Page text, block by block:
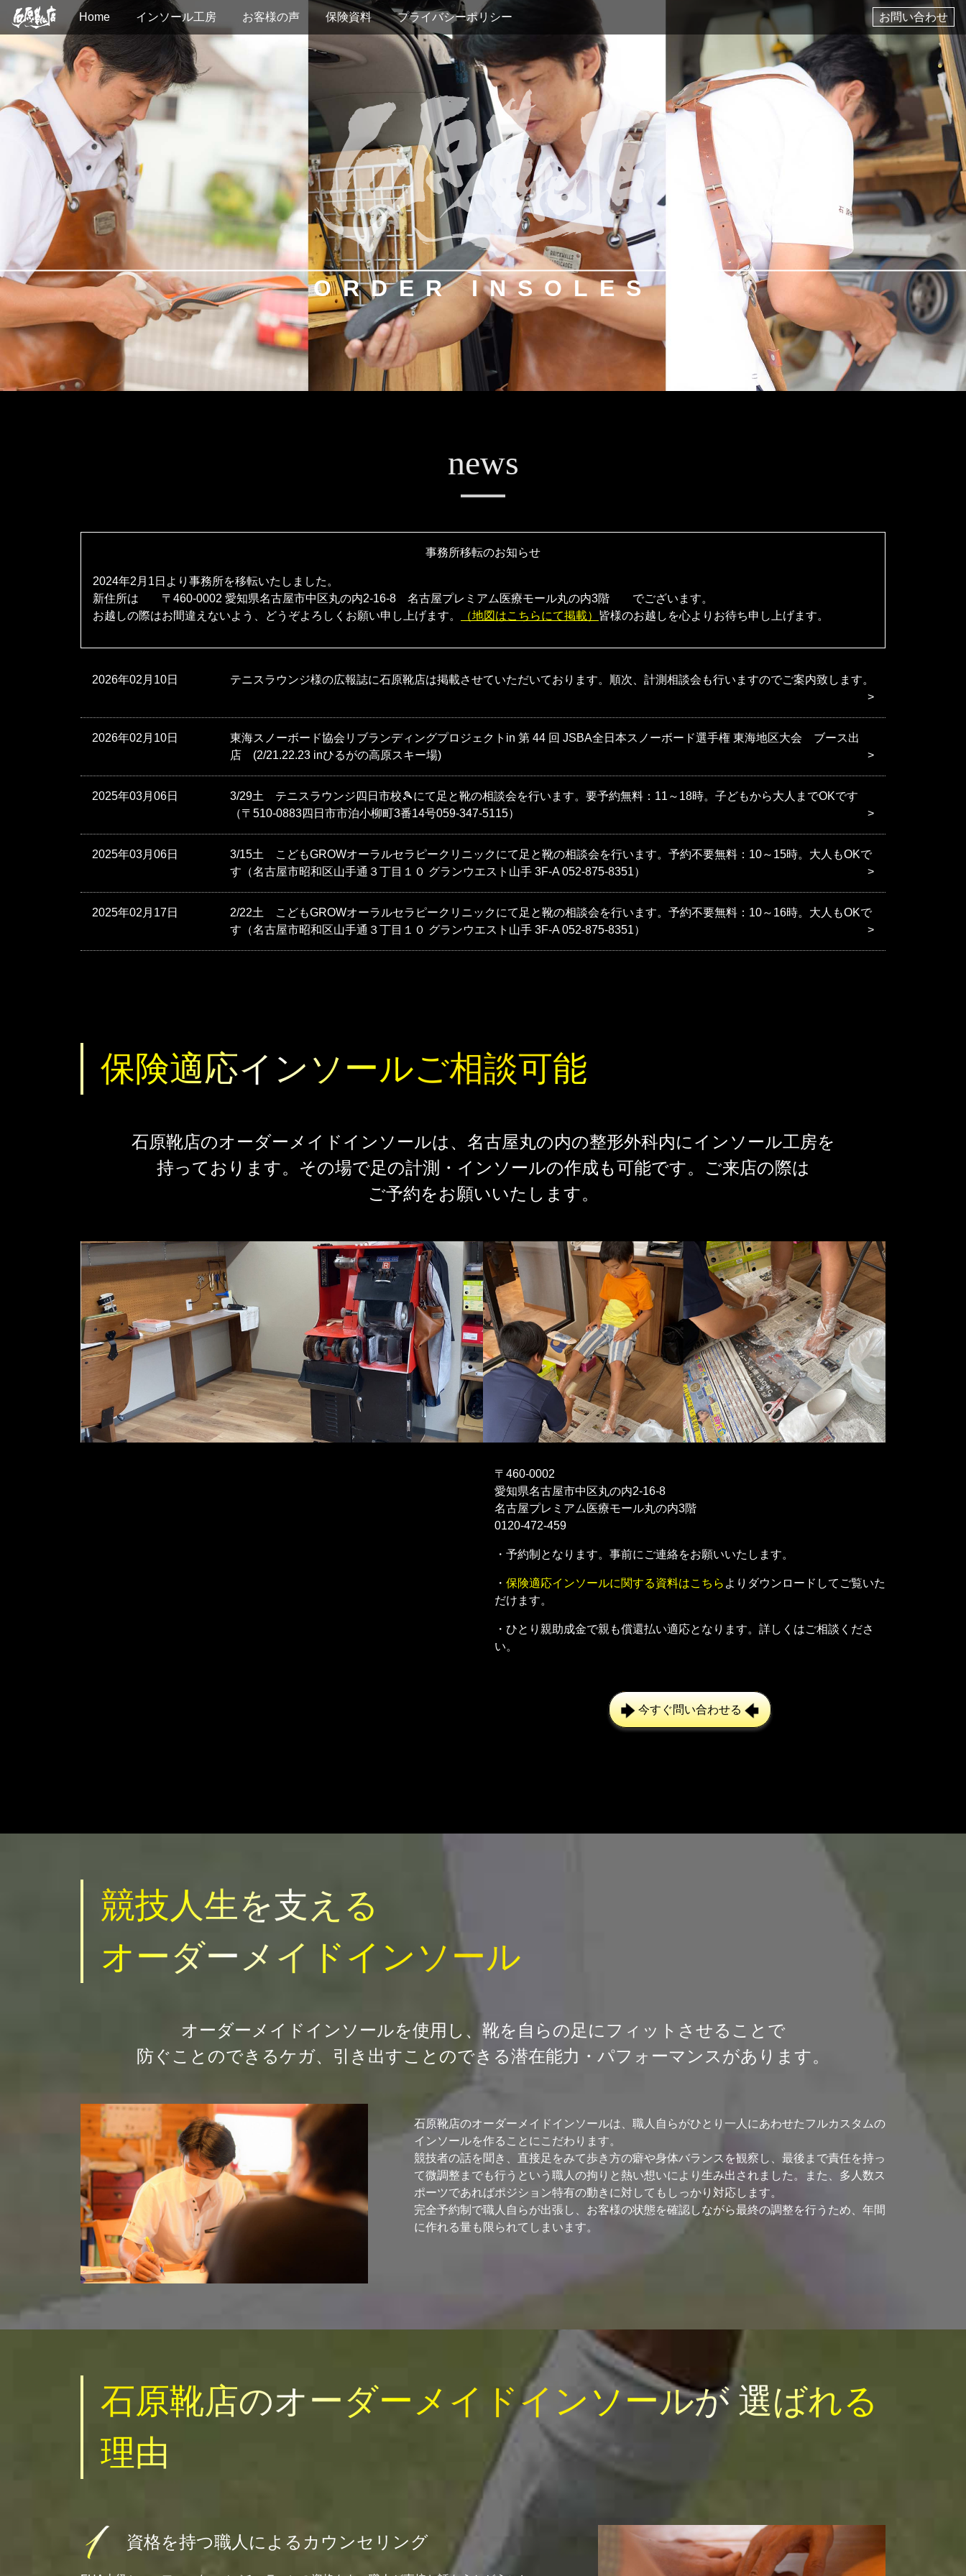
Home インソール工房 お客様の声 保険資料 プライバシーポリシー お問い合わせ
ORDER INSOLES
news
事務所移転のお知らせ
2024年2月1日より事務所を移転いたしました。
新住所は 〒460-0002 愛知県名古屋市中区丸の内2-16-8 名古屋プレミアム医療モール丸の内3階 でございます。
お越しの際はお間違えないよう、どうぞよろしくお願い申し上げます。
（地図はこちらにて掲載） 皆様のお越しを心よりお待ち申し上げます。
2026年02月10日 テニスラウンジ様の広報誌に石原靴店は掲載させていただいております。順次、計測相談会も行いますのでご案内致します。
2026年02月10日
東海スノーボード協会リブランディングプロジェクトin 第 44 回 JSBA全日本スノーボード選手権 東海地区大会 ブース出
店 (2/21.22.23 inひるがの高原スキー場)
2025年03月06日
3/29土 テニスラウンジ四日市校🎾にて足と靴の相談会を行います。要予約無料：11～18時。子どもから大人までOKです
（〒510-0883四日市市泊小柳町3番14号059-347-5115）
2025年03月06日
3/15土 こどもGROWオーラルセラピークリニックにて足と靴の相談会を行います。予約不要無料：10～15時。大人もOKで
す（名古屋市昭和区山手通３丁目１０ グランウエスト山手 3F-A 052-875-8351）
2025年02月17日
2/22土 こどもGROWオーラルセラピークリニックにて足と靴の相談会を行います。予約不要無料：10～16時。大人もOKで
す（名古屋市昭和区山手通３丁目１０ グランウエスト山手 3F-A 052-875-8351）
保険適応インソールご相談可能
石原靴店のオーダーメイドインソールは、 名古屋丸の内の整形外科内に インソール工房を
持っております。 その場で足の計測・ インソールの作成も可能です。 ご来店の際は
ご予約をお願いいたします。
〒460-0002
愛知県名古屋市中区丸の内2-16-8
名古屋プレミアム医療モール丸の内3階
0120-472-459
・予約制となります。事前にご連絡をお願いいたします。
・ 保険適応インソールに関する資料はこちら よりダウンロードしてご覧いた
だけます。
・ひとり親助成金で親も償還払い適応となります。詳しくはご相談くださ
い。
今すぐ問い合わせる
競技人生を支える
オーダーメイドインソール
オーダーメイドインソールを使用し、 靴を自らの足にフィットさせることで
防ぐことのできるケガ、引き出すことのできる潜在能力・パフォーマンスがあります。
石原靴店のオーダーメイドインソールは、職人自らがひとり一人にあわせたフルカスタムの
インソールを作ることにこだわります。
競技者の話を聞き、直接足をみて歩き方の癖や身体バランスを観察し、最後まで責任を持っ
て微調整までも行うという職人の拘りと熱い想いにより生み出されました。また、多人数ス
ポーツであればポジション特有の動きに対してもしっかり対応します。
完全予約制で職人自らが出張し、お客様の状態を確認しながら最終の調整を行うため、年間
に作れる量も限られてしまいます。
石原靴店のオーダーメイドインソールが 選ばれる
理由
資格を持つ職人によるカウンセリング